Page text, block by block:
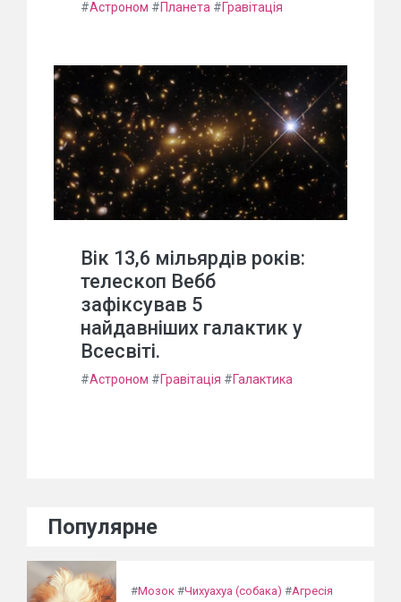
#Астроном #Планета #Гравітація
Вік 13,6 мільярдів років:
телескоп Вебб
зафіксував 5
найдавніших галактик у
Всесвіті.
#Астроном #Гравітація #Галактика
Популярне
#Мозок #Чихуахуа (собака) #Агресія